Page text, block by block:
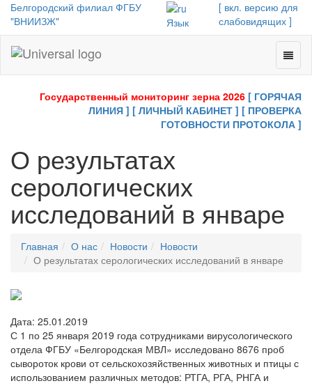
Белгородский филиал ФГБУ
"ВНИИЗЖ"
Язык
[ вкл. версию для
слабовидящих ]
-
Toggle
Государственный мониторинг зерна 2026 [ ГОРЯЧАЯ
ЛИНИЯ ] [ ЛИЧНЫЙ КАБИНЕТ ] [ ПРОВЕРКА
ГОТОВНОСТИ ПРОТОКОЛА ]
О результатах
серологических
исследований в январе
Главная О нас Новости
Новости
О результатах серологических исследований в январе
Дата: 25.01.2019
С 1 по 25 января 2019 года сотрудниками вирусологического
отдела ФГБУ «Белгородская МВЛ» исследовано 8676 проб
сывороток крови от сельскохозяйственных животных и птицы с
использованием различных методов: РТГА, РГА, РНГА и